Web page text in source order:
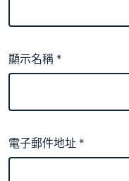
顯示名稱*
電子郵件地址*